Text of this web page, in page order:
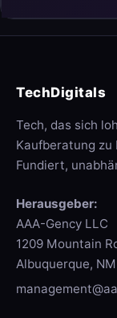
TechDigitals
Tech, das sich
Kaufberatung zu
Fundiert,
Herausgeber:
AAA-Gency LLC
1209 Mountain
Albuquerque,